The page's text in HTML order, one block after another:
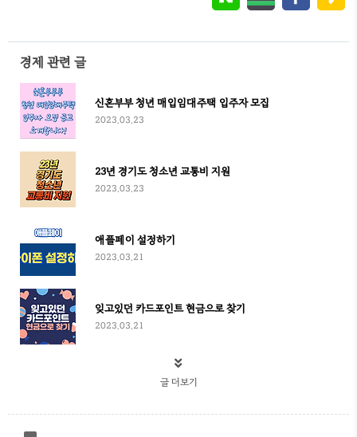
경제 관련 글
신혼부부 청년 매입임대주택 입주자 모집
2023.03.23
23년 경기도 청소년 교통비 지원
2023.03.23
애플페이 설정하기
2023.03.21
잊고있던 카드포인트 현금으로 찾기
2023.03.21
글 더보기